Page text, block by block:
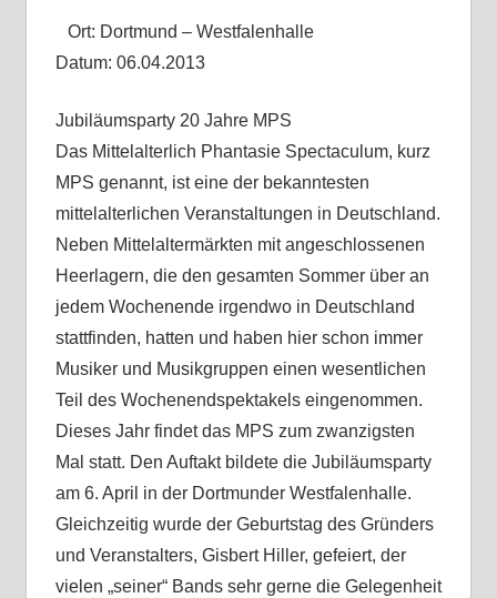
Ort: Dortmund – Westfalenhalle
Datum: 06.04.2013
Jubiläumsparty 20 Jahre MPS
Das Mittelalterlich Phantasie Spectaculum, kurz
MPS genannt, ist eine der bekanntesten
mittelalterlichen Veranstaltungen in Deutschland.
Neben Mittelaltermärkten mit angeschlossenen
Heerlagern, die den gesamten Sommer über an
jedem Wochenende irgendwo in Deutschland
stattfinden, hatten und haben hier schon immer
Musiker und Musikgruppen einen wesentlichen
Teil des Wochenendspektakels eingenommen.
Dieses Jahr findet das MPS zum zwanzigsten
Mal statt. Den Auftakt bildete die Jubiläumsparty
am 6. April in der Dortmunder Westfalenhalle.
Gleichzeitig wurde der Geburtstag des Gründers
und Veranstalters, Gisbert Hiller, gefeiert, der
vielen „seiner“ Bands sehr gerne die Gelegenheit